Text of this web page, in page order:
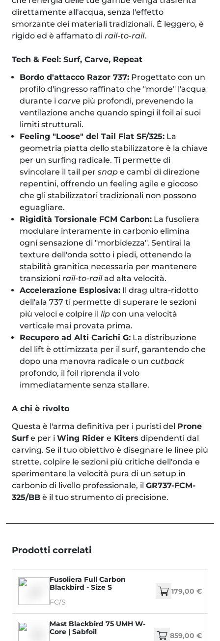
direttamente all'acqua, senza l'effetto
smorzante dei materiali tradizionali. È leggero, è
rigido ed è affamato di rail-to-rail.
Tech & Feel: Surf, Carve, Repeat
Bordo d'attacco Razor 737: Progettato con un
profilo d'ingresso raffinato che "morde" l'acqua
durante i carve più profondi, prevenendo la
ventilazione anche quando spingi il foil ai suoi
limiti strutturali.
Feeling "Loose" del Tail Flat SF/325: La
geometria piatta dello stabilizzatore è la chiave
per un surfing radicale. Ti permette di
svincolare il tail per snap e cambi di direzione
repentini, offrendo un feeling agile e giocoso
che gli stabilizzatori tradizionali non possono
eguagliare.
Rigidità Torsionale FCM Carbon: La fusoliera
modulare interamente in carbonio elimina
ogni sensazione di "morbidezza". Sentirai la
texture dell'onda sotto i piedi, ottenendo la
stabilità granitica necessaria per mantenere
transizioni rail-to-railad alta velocità.
Accelerazione Esplosiva: Il drag ultra-ridotto
dell'ala 737 ti permette di superare le sezioni
più veloci e colpire il lip con una velocità
verticale mai provata prima.
Recupero ad Alti Carichi G: La distribuzione
del lift è ottimizzata per il surf, garantendo che
dopo una manovra radicale o un cutback
profondo, il foil riprenda il volo
immediatamente senza stallare.
A chi è rivolto
Questa è l'arma definitiva per i puristi del Prone
Surfe per i Wing Rider e Kiters dipendenti dal
carving. Se il tuo obiettivo è disegnare le linee più
strette, colpire le sezioni più critiche dell'onda e
sperimentare la velocità pura di un setup in
carbonio di livello professionale, il GR737-FCM-
325/BB è il tuo strumento di precisione.
Prodotti correlati
Fusoliera Full Carbon
Blackbird - Size S
FC/S
179,00 €
Mast Blackbird 75 UMH W-
Core | Sabfoil
859,00 €